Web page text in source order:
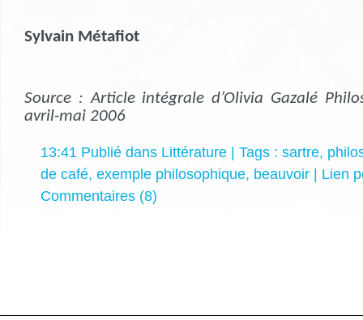
Sylvain Métafiot
Source : Article intégrale d’Olivia Gazalé
avril-mai 2006
13:41 Publié dans Littérature | Tags : sartre,
de café, exemple philosophique, beauvoir
Lien
Commentaires (8)